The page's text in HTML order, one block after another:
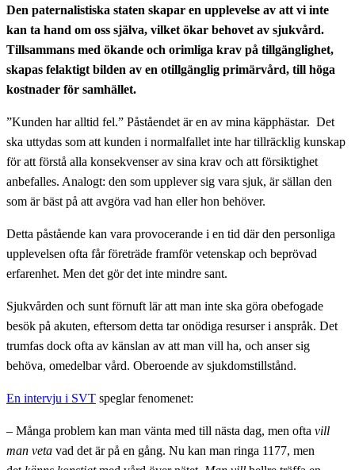
Den paternalistiska staten skapar en upplevelse av att vi inte
kan ta hand om oss själva, vilket ökar behovet av sjukvård.
Tillsammans med ökande och orimliga krav på tillgänglighet,
skapas felaktigt bilden av en otillgänglig primärvård, till höga
kostnader för samhället.
”Kunden har alltid fel.” Påståendet är en av mina käpphästar. Det
ska uttydas som att kunden i normalfallet inte har tillräcklig kunskap
för att förstå alla konsekvenser av sina krav och att försiktighet
anbefalles. Analogt: den som upplever sig vara sjuk, är sällan den
som är bäst på att avgöra vad han eller hon behöver.
Detta påstående kan vara provocerande i en tid där den personliga
upplevelsen ofta får företräde framför vetenskap och beprövad
erfarenhet. Men det gör det inte mindre sant.
Sjukvården och sunt förnuft lär att man inte ska göra obefogade
besök på akuten, eftersom detta tar onödiga resurser i anspråk. Det
trumfas dock ofta av känslan av att man vill ha, och anser sig
behöva, omedelbar vård. Oberoende av sjukdomstillstånd.
En intervju i SVT speglar fenomenet:
– Många problem kan man vänta med till nästa dag, men ofta vill
man veta vad det är på en gång. Nu kan man ringa 1177, men